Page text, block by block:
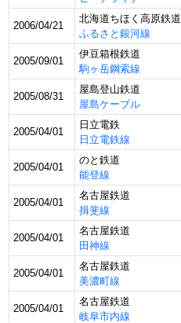
2006/04/21
北海道ちほく高原鉄道
ふるさと銀河線
2005/09/01
伊豆箱根鉄道
駒ヶ岳鋼索線
2005/08/31
屋島登山鉄道
屋島ケーブル
2005/04/01
日立電鉄
日立電鉄線
2005/04/01
のと鉄道
能登線
2005/04/01
名古屋鉄道
揖斐線
2005/04/01
名古屋鉄道
田神線
2005/04/01
名古屋鉄道
美濃町線
2005/04/01
名古屋鉄道
岐阜市内線